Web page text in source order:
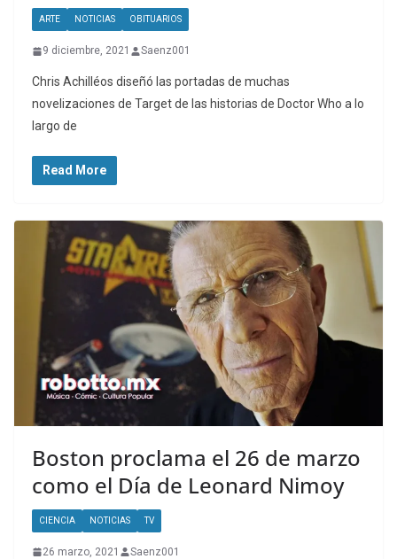
ARTE NOTICIAS OBITUARIOS
9 diciembre, 2021 Saenz001
Chris Achilléos diseñó las portadas de muchas
novelizaciones de Target de las historias de Doctor Who a lo
largo de
Read More
Boston proclama el 26 de marzo
como el Día de Leonard Nimoy
CIENCIA NOTICIAS TV
26 marzo, 2021 Saenz001